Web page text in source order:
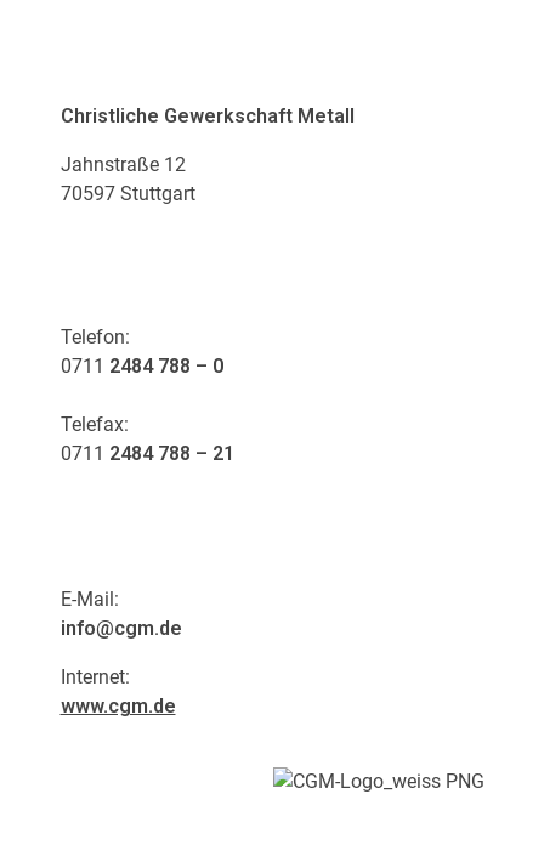
Christliche Gewerkschaft Metall
Jahnstraße 12
70597 Stuttgart
Telefon:
0711 2484 788 – 0
Telefax:
0711 2484 788 – 21
E-Mail:
info@cgm.de
Internet:
www.cgm.de